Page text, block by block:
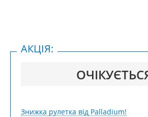
АКЦІЯ:
Знижка рулетка від Palladium!